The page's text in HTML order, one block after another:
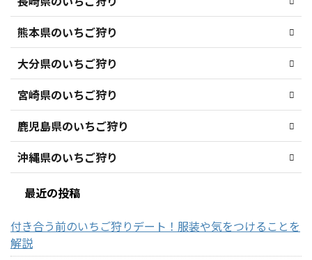
熊本県のいちご狩り
大分県のいちご狩り
宮崎県のいちご狩り
鹿児島県のいちご狩り
沖縄県のいちご狩り
最近の投稿
付き合う前のいちご狩りデート！服装や気をつけることを
解説